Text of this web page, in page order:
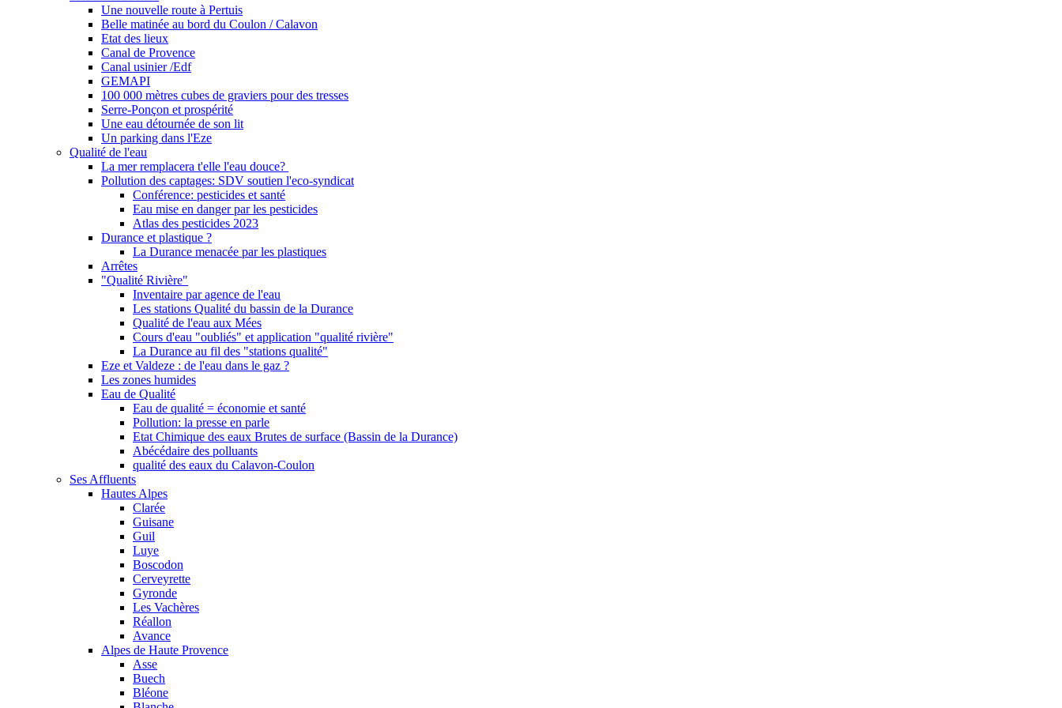
Une nouvelle route à Pertuis
Belle matinée au bord du Coulon / Calavon
Etat des lieux
Canal de Provence
Canal usinier /Edf
GEMAPI
100 000 mètres cubes de graviers pour des tresses
Serre-Ponçon et prospérité
Une eau détournée de son lit
Un parking dans l'Eze
Qualité de l'eau
La mer remplacera t'elle l'eau douce?
Pollution des captages: SDV soutien l'eco-syndicat
Conférence: pesticides et santé
Eau mise en danger par les pesticides
Atlas des pesticides 2023
Durance et plastique ?
La Durance menacée par les plastiques
Arrêtes
"Qualité Rivière"
Inventaire par agence de l'eau
Les stations Qualité du bassin de la Durance
Qualité de l'eau aux Mées
Cours d'eau "oubliés" et application "qualité rivière"
La Durance au fil des "stations qualité"
Eze et Valdeze : de l'eau dans le gaz ?
Les zones humides
Eau de Qualité
Eau de qualité = économie et santé
Pollution: la presse en parle
Etat Chimique des eaux Brutes de surface (Bassin de la Durance)
Abécédaire des polluants
qualité des eaux du Calavon-Coulon
Ses Affluents
Hautes Alpes
Clarée
Guisane
Guil
Luye
Boscodon
Cerveyrette
Gyronde
Les Vachères
Réallon
Avance
Alpes de Haute Provence
Asse
Buech
Bléone